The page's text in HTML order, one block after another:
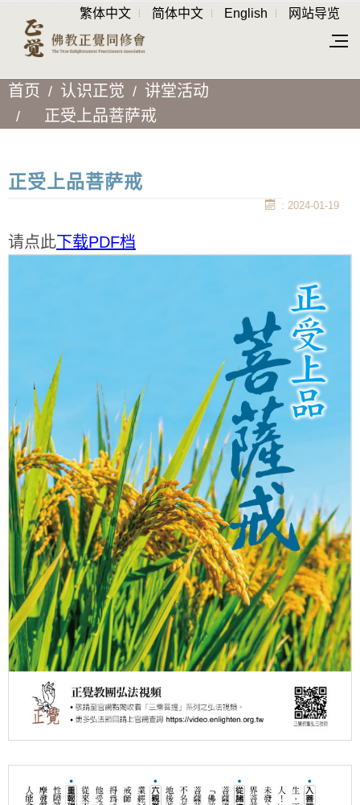
繁体中文 简体中文 English 网站导览
首页 认识正觉
讲堂活动
正受上品菩萨戒
正受上品菩萨戒
: 2024-01-19
请点此下载PDF档